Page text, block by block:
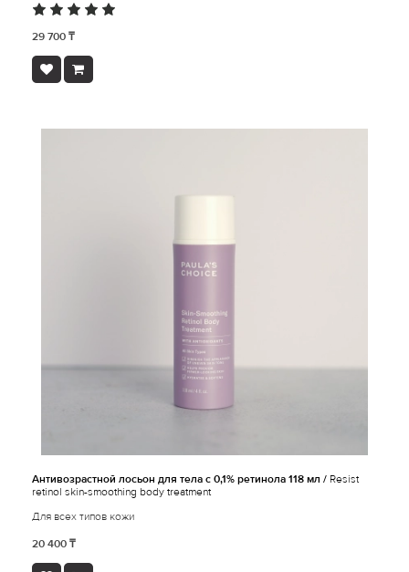
29 700 ₸
Антивозрастной лосьон для тела с 0,1% ретинола 118 мл / Resist
retinol skin-smoothing body treatment
Для всех типов кожи
20 400 ₸